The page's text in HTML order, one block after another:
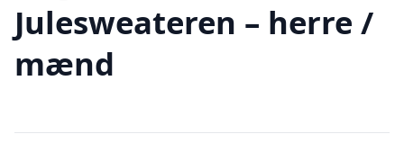
Julesweateren – herre /
mænd